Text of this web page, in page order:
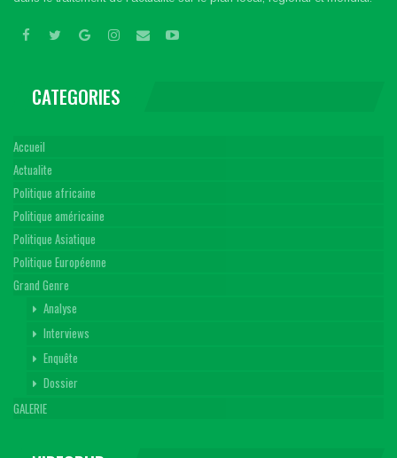
CATEGORIES
Accueil
Actualite
Politique africaine
Politique américaine
Politique Asiatique
Politique Européenne
Grand Genre
Analyse
Interviews
Enquête
Dossier
GALERIE